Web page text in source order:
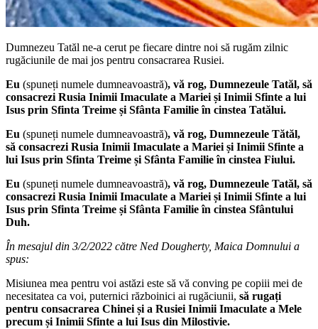
Dumnezeu Tatăl ne-a cerut pe fiecare dintre noi să rugăm zilnic
rugăciunile de mai jos pentru consacrarea Rusiei.
Eu (spuneți numele dumneavoastră), vă rog, Dumnezeule Tatăl, să
consacrezi Rusia Inimii Imaculate a Mariei și Inimii Sfinte a lui
Isus prin Sfinta Treime și Sfânta Familie în cinstea Tatălui.
Eu (spuneți numele dumneavoastră), vă rog, Dumnezeule Tătăl,
să consacrezi Rusia Inimii Imaculate a Mariei și Inimii Sfinte a
lui Isus prin Sfinta Treime și Sfânta Familie în cinstea Fiului.
Eu (spuneți numele dumneavoastră), vă rog, Dumnezeule Tatăl, să
consacrezi Rusia Inimii Imaculate a Mariei și Inimii Sfinte a lui
Isus prin Sfinta Treime și Sfânta Familie în cinstea Sfântului
Duh.
În mesajul din 3/2/2022 către Ned Dougherty, Maica Domnului a
spus:
Misiunea mea pentru voi astăzi este să vă conving pe copiii mei de
necesitatea ca voi, puternici războinici ai rugăciunii, să rugați
pentru consacrarea Chinei și a Rusiei Inimii Imaculate a Mele
precum și Inimii Sfinte a lui Isus din Milostivie.